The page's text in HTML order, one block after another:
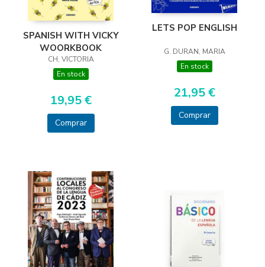
SPANISH WITH VICKY
WOORKBOOK
CH, VICTORIA
En stock
19,95 €
Comprar
LETS POP ENGLISH
G. DURAN, MARIA
En stock
21,95 €
Comprar